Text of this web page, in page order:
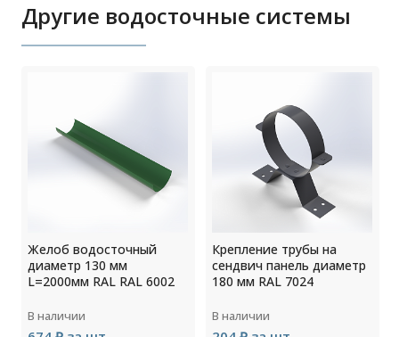
Другие водосточные системы
Желоб водосточный
диаметр 130 мм
L=2000мм RAL RAL 6002
В наличии
Крепление трубы на
сендвич панель диаметр
180 мм RAL 7024
В наличии